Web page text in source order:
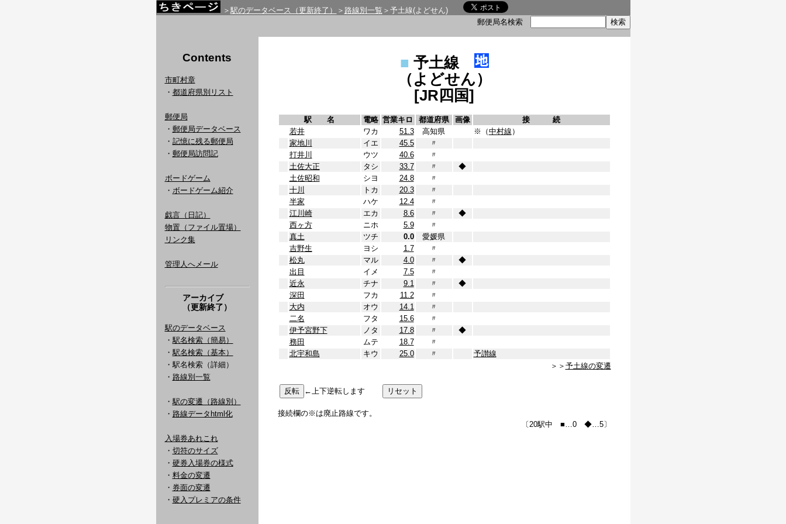
＞ 駅のデータベース（更新終了） ＞ 路線別一覧 ＞予土線(よどせん)
郵便局名検索
Contents
市町村章
・ 都道府県別リスト
郵便局
・ 郵便局データベース
・ 記憶に残る郵便局
・ 郵便局訪問記
ボードゲーム
・ ボードゲーム紹介
戯言（日記）
物置（ファイル置場）
リンク集
管理人へメール
アーカイブ
（更新終了）
駅のデータベース
・ 駅名検索（簡易）
・ 駅名検索（基本）
・駅名検索（詳細）
・ 路線別一覧
・ 駅の変遷（路線別）
・ 路線データhtml化
入場券あれこれ
・ 切符のサイズ
・ 硬券入場券の様式
・ 料金の変遷
・ 券面の変遷
・ 硬入プレミアの条件
■ 予土線
（よどせん）
[JR四国]
駅 名 電略 営業キロ 都道府県 画像
接 続
若井
ワカ 51.3 高知県 ※（中村線 ）
家地川
イエ 45.5
〃
打井川
ウツ 40.6
〃
土佐大正
タシ 33.7 〃
◆
土佐昭和
シヨ 24.8
〃
十川
トカ 20.3
〃
半家
ハケ 12.4
〃
江川崎
エカ 8.6 〃
◆
西ヶ方
ニホ 5.9
〃
真土
ツチ 0.0
愛媛県
吉野生
ヨシ 1.7
〃
松丸
マル 4.0 〃
◆
出目
イメ 7.5
〃
近永
チナ 9.1 〃
◆
深田
フカ 11.2
〃
大内
オウ 14.1
〃
二名
フタ 15.6
〃
伊予宮野下
ノタ 17.8 〃
◆
務田
ムテ 18.7
〃
北宇和島
キウ 25.0 〃
予讃線
＞＞ 予土線の変遷
←上下逆転します
接続欄の※は廃止路線です。
〔20駅中 ■…0 ◆…5〕